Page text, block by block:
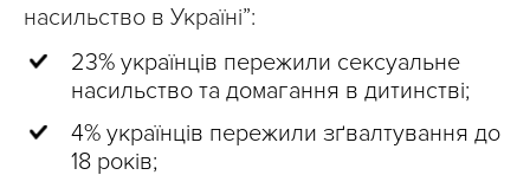
насильство в Україні”:
23% українців пережили сексуальне
насильство та домагання в дитинстві;
4% українців пережили зґвалтування до
18 років;